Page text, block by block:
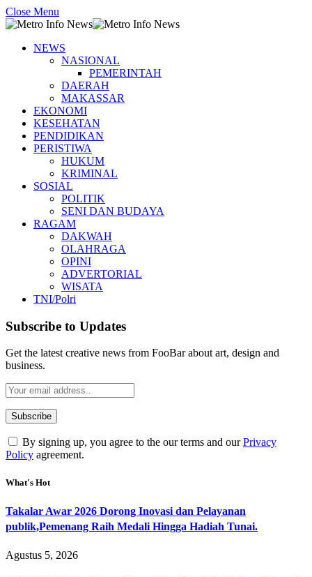
Close Menu
NEWS
NASIONAL
PEMERINTAH
DAERAH
MAKASSAR
EKONOMI
KESEHATAN
PENDIDIKAN
PERISTIWA
HUKUM
KRIMINAL
SOSIAL
POLITIK
SENI DAN BUDAYA
RAGAM
DAKWAH
OLAHRAGA
OPINI
ADVERTORIAL
WISATA
TNI/Polri
Subscribe to Updates
Get the latest creative news from FooBar about art, design and
business.
By signing up, you agree to the our terms and ourPrivacy
Policy agreement.
What's Hot
Takalar Awar 2026 Dorong Inovasi dan Pelayanan
publik,Pemenang Raih Medali Hingga Hadiah Tunai.
Agustus 5, 2026